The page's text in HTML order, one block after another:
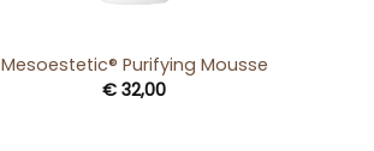
Mesoestetic® Purifying Mousse
€ 32,00